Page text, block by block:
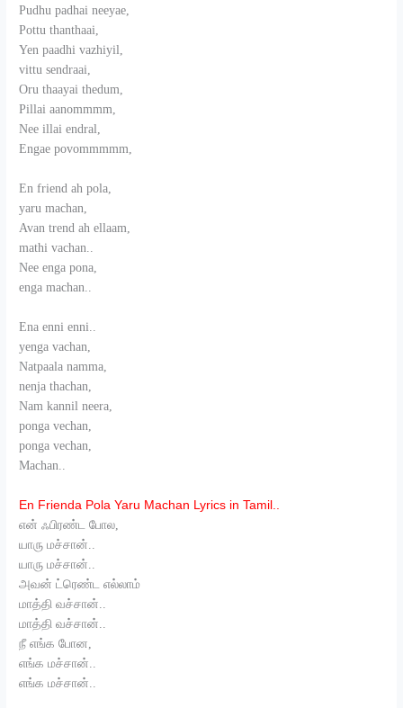
Pudhu padhai neeyae,
Pottu thanthaai,
Yen paadhi vazhiyil,
vittu sendraai,
Oru thaayai thedum,
Pillai aanommmm,
Nee illai endral,
Engae povommmmm,
En friend ah pola,
yaru machan,
Avan trend ah ellaam,
mathi vachan..
Nee enga pona,
enga machan..
Ena enni enni..
yenga vachan,
Natpaala namma,
nenja thachan,
Nam kannil neera,
ponga vechan,
ponga vechan,
Machan..
En Frienda Pola Yaru Machan Lyrics in Tamil..
என் ஃபிரண்ட போல,
யாரு மச்சான்..
யாரு மச்சான்..
அவன் ட்ரெண்ட எல்லாம்
மாத்தி வச்சான்..
மாத்தி வச்சான்..
நீ எங்க போன,
எங்க மச்சான்..
எங்க மச்சான்..